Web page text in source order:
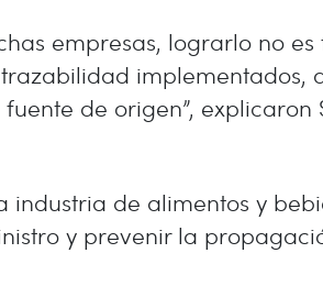
empresas, lograrlo no
implementados,
de origen”, explicaron
de alimentos y
y prevenir la